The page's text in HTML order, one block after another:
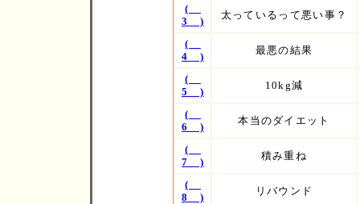
(
3 )
太っているって悪い事？
(
4 )
最悪の結果
(
5 )
10kg減
(
6 )
本当のダイエット
(
7 )
積み重ね
(
8 )
リバウンド